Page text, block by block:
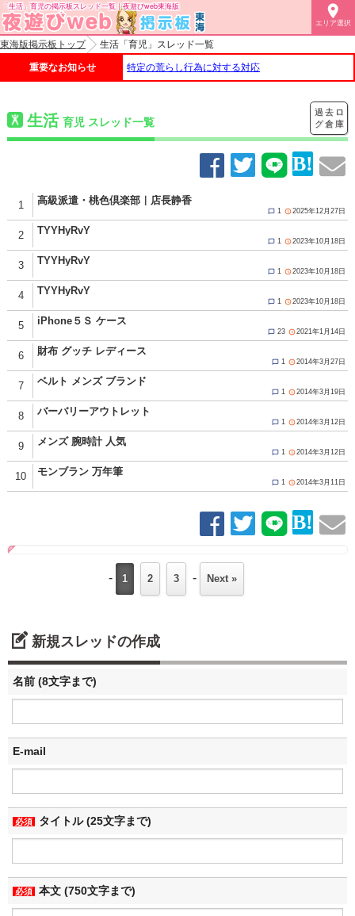
「生活」育児の掲示板スレッド一覧｜夜遊びweb東海版 
エリア選択
東海版掲示板トップ 生活「育児」スレッド一覧
重要なお知らせ 特定の荒らし行為に対する対応
生活 育児 スレッド一覧
過去ロ
グ倉庫
1 高級派遣・桃色倶楽部｜店長静香
 1 2025年12月27日
2 TYYHyRvY
 1 2023年10月18日
3 TYYHyRvY
 1 2023年10月18日
4 TYYHyRvY
 1 2023年10月18日
5 iPhone５Ｓ ケース
 23 2021年1月14日
6 財布 グッチ レディース
 1 2014年3月27日
7 ベルト メンズ ブランド
 1 2014年3月19日
8 バーバリーアウトレット
 1 2014年3月12日
9 メンズ 腕時計 人気
 1 2014年3月12日
10 モンブラン 万年筆
 1 2014年3月11日
- 1 2 3 - Next »
新規スレッドの作成
名前 (8文字まで)
E-mail
必須 タイトル (25文字まで)
必須 本文 (750文字まで)